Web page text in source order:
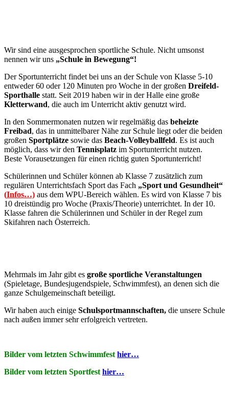
Wir sind eine ausgesprochen sportliche Schule. Nicht umsonst
nennen wir uns „Schule in Bewegung“!
Der Sportunterricht findet bei uns an der Schule von Klasse 5-10
entweder 60 oder 120 Minuten pro Woche in der großen Dreifeld-
Sporthalle statt. Seit 2019 haben wir in der Halle eine große
Kletterwand, die auch im Unterricht aktiv genutzt wird.
In den Sommermonaten nutzen wir regelmäßig das beheizte
Freibad, das in unmittelbarer Nähe zur Schule liegt oder die beiden
großen Sportplätze sowie das Beach-Volleyballfeld. Es ist auch
möglich, dass wir den Tennisplatz im Sportunterricht nutzen.
Beste Vorausetzungen für einen richtig guten Sportunterricht!
Schülerinnen und Schüler können ab Klasse 7 zusätzlich zum
regulären Unterrichtsfach Sport das Fach „Sport und Gesundheit“
(Infos…) aus dem WPU-Bereich wählen. Es wird von Klasse 7 bis
10 dreistündig pro Woche (Praxis/Theorie) unterrichtet. In der 10.
Klasse fahren die Schülerinnen und Schüler in der Regel zum
Skifahren nach Österreich.
Mehrmals im Jahr gibt es große sportliche Veranstaltungen
(Spieletage, Bundesjugendspiele, Schwimmfest), an denen sich die
ganze Schulgemeinschaft beteiligt.
Wir haben auch einige Schulsportmannschaften, die unsere Schule
nach außen immer sehr erfolgreich vertreten.
Bilder vom letzten Schwimmfest hier…
Bilder vom letzten Sportfest hier…